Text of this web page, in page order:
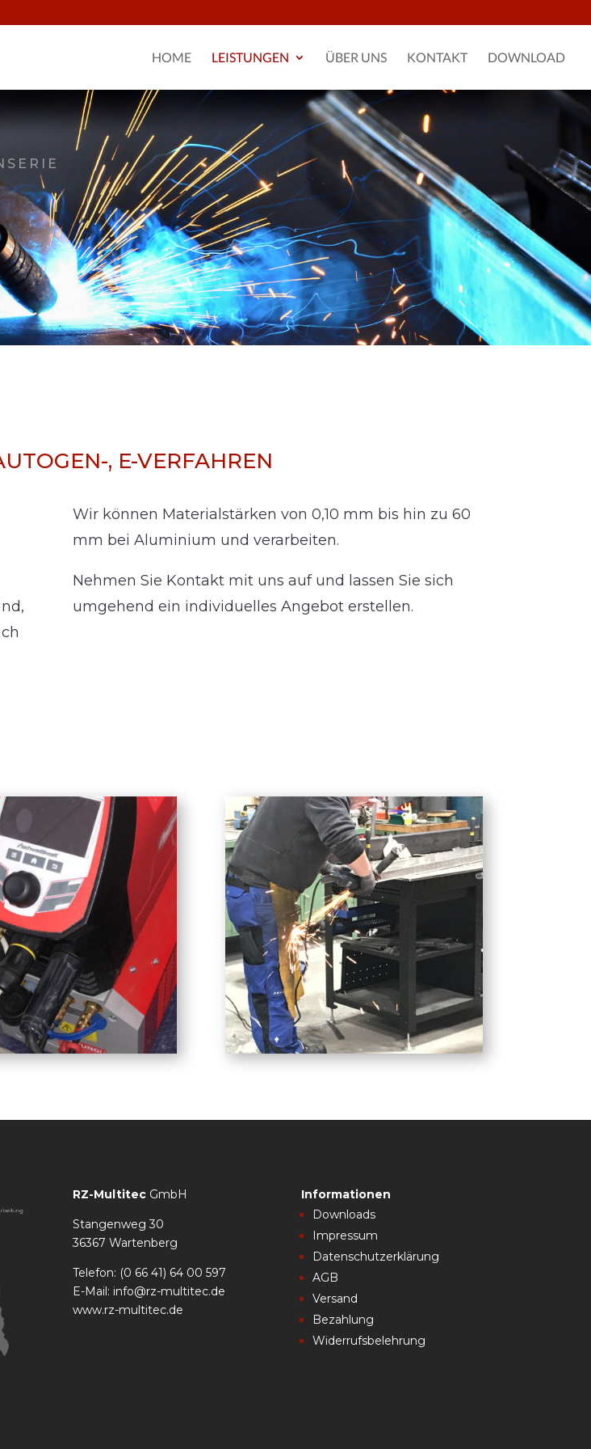
HOME LEISTUNGEN ÜBER UNS KONTAKT DOWNLOAD
, E-VERFAHREN
Wir können Materialstärken von 0,10 mm bis hin zu 60
mm bei Aluminium und verarbeiten.
Nehmen Sie Kontakt mit uns auf und lassen Sie sich
umgehend ein individuelles Angebot erstellen.
RZ-Multitec GmbH
Stangenweg 30
36367 Wartenberg
Telefon: (0 66 41) 64 00 597
E-Mail: info@rz-multitec.de
www.rz-multitec.de
Informationen
Downloads
Impressum
Datenschutzerklärung
AGB
Versand
Bezahlung
Widerrufsbelehrung